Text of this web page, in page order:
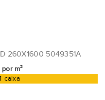
260X1600 5049351A
m²
caixa